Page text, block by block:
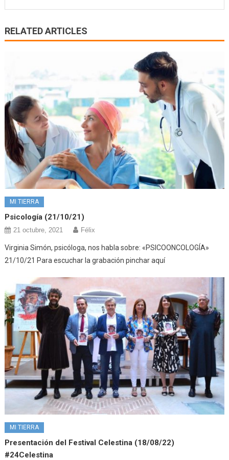
RELATED ARTICLES
MI TIERRA
Psicología (21/10/21)
21 octubre, 2021 Félix
Virginia Simón, psicóloga, nos habla sobre: «PSICOONCOLOGÍA»
21/10/21 Para escuchar la grabación pinchar aquí
MI TIERRA
Presentación del Festival Celestina (18/08/22)
#24Celestina